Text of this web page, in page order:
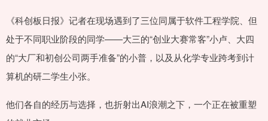
《科创板日报》记者在现场遇到了三位同属于软件工程学院、但
处于不同职业阶段的同学——大三的“创业大赛常客”小卢、大四
的“大厂和初创公司两手准备”的小普，以及从化学专业跨考到计
算机的研二学生小张。
他们各自的经历与选择，也折射出AI浪潮之下，一个正在被重塑